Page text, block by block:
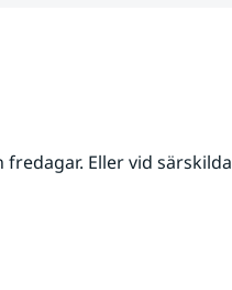
Eller vid särskilda